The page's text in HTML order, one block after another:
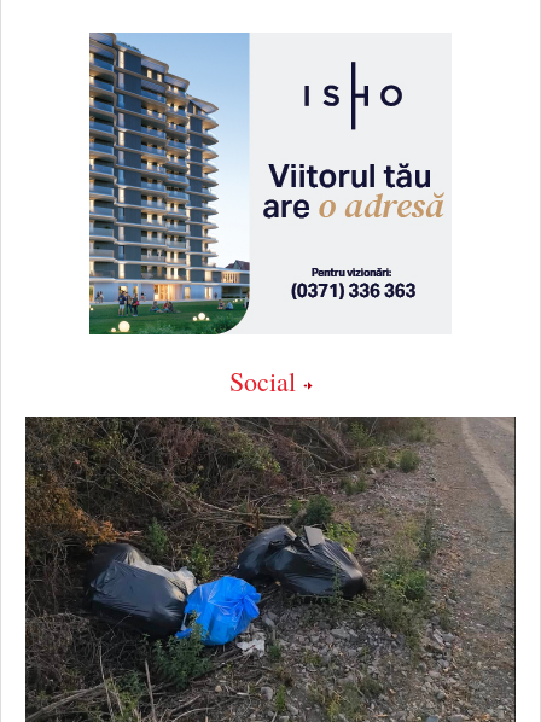
Social